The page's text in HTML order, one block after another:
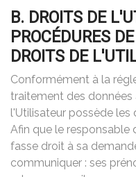
B. DROITS DE
PROCÉDURES
DROITS DE
Conformément à la
traitement des données
l'Utilisateur possède les
Afin que le responsable
fasse droit à sa
communiquer : ses